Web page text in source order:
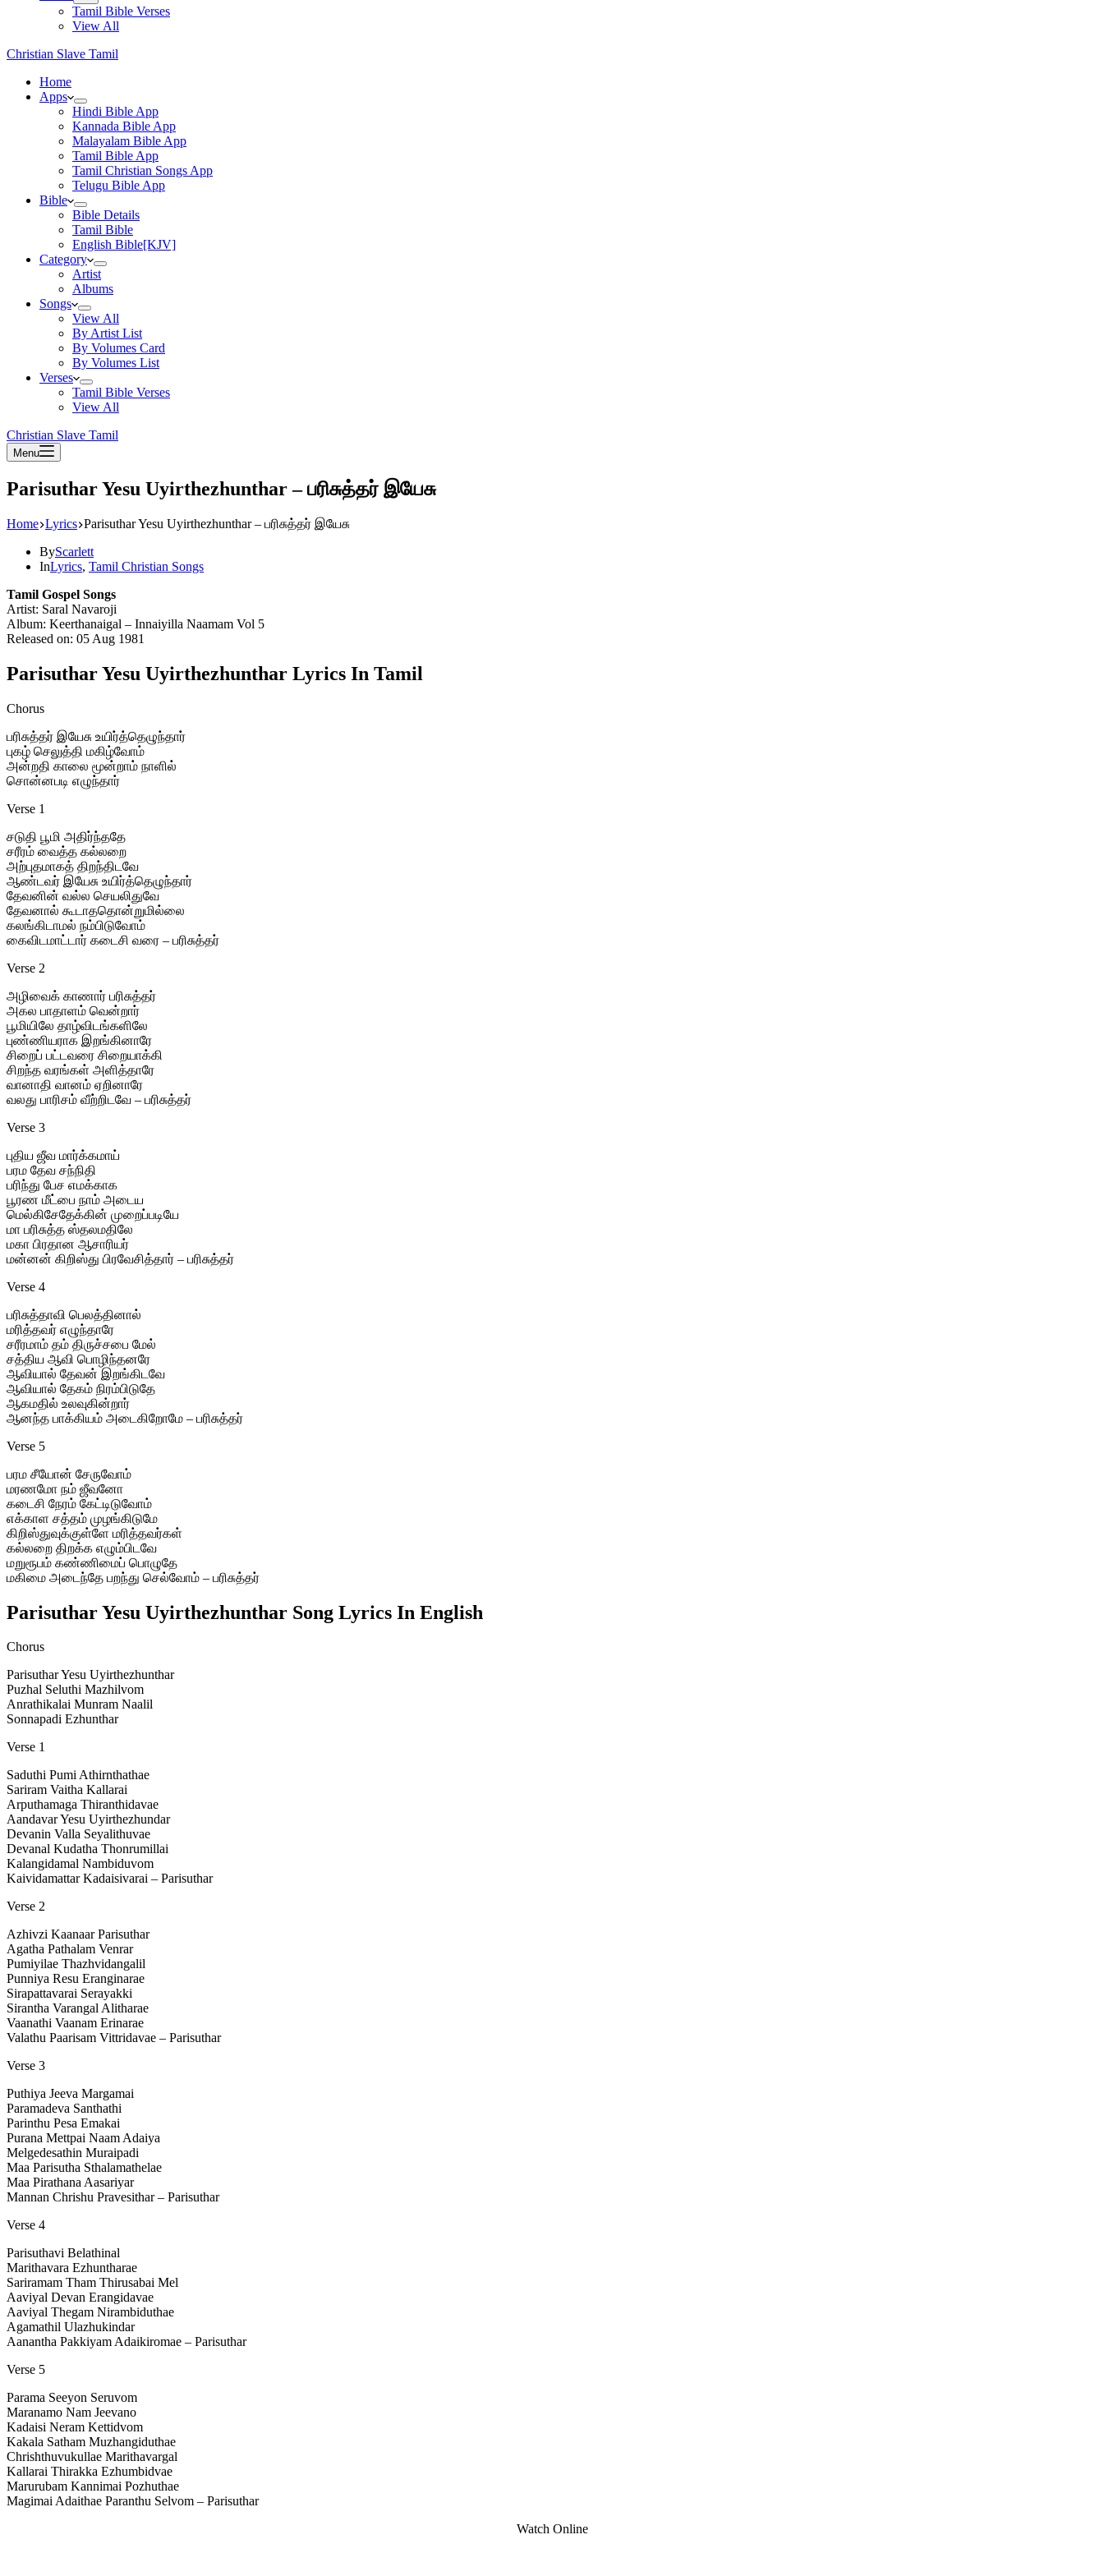
Tamil Bible Verses
View All
Christian Slave Tamil
Home
Apps
Hindi Bible App
Kannada Bible App
Malayalam Bible App
Tamil Bible App
Tamil Christian Songs App
Telugu Bible App
Bible
Bible Details
Tamil Bible
English Bible[KJV]
Category
Artist
Albums
Songs
View All
By Artist List
By Volumes Card
By Volumes List
Verses
Tamil Bible Verses
View All
Christian Slave Tamil
Menu
Parisuthar Yesu Uyirthezhunthar – பரிசுத்தர் இயேசு
Home Lyrics Parisuthar Yesu Uyirthezhunthar – பரிசுத்தர் இயேசு
ByScarlett
InLyrics, Tamil Christian Songs
Tamil Gospel Songs
Artist: Saral Navaroji
Album: Keerthanaigal – Innaiyilla Naamam Vol 5
Released on: 05 Aug 1981
Parisuthar Yesu Uyirthezhunthar Lyrics In Tamil
Chorus
பரிசுத்தர் இயேசு உயிர்த்தெழுந்தார்
புகழ் செலுத்தி மகிழ்வோம்
அன்றதி காலை மூன்றாம் நாளில்
சொன்னபடி எழுந்தார்
Verse 1
சடுதி பூமி அதிர்ந்ததே
சரீரம் வைத்த கல்லறை
அற்புதமாகத் திறந்திடவே
ஆண்டவர் இயேசு உயிர்த்தெழுந்தார்
தேவனின் வல்ல செயலிதுவே
தேவனால் கூடாததொன்றுமில்லை
கலங்கிடாமல் நம்பிடுவோம்
கைவிடமாட்டார் கடைசி வரை – பரிசுத்தர்
Verse 2
அழிவைக் காணார் பரிசுத்தர்
அகல பாதாளம் வென்றார்
பூமியிலே தாழ்விடங்களிலே
புண்ணியராக இறங்கினாரே
சிறைப் பட்டவரை சிறையாக்கி
சிறந்த வரங்கள் அளித்தாரே
வானாதி வானம் ஏறினாரே
வலது பாரிசம் வீற்றிடவே – பரிசுத்தர்
Verse 3
புதிய ஜீவ மார்க்கமாய்
பரம தேவ சந்நிதி
பரிந்து பேச எமக்காக
பூரண மீட்பை நாம் அடைய
மெல்கிசேதேக்கின் முறைப்படியே
மா பரிசுத்த ஸ்தலமதிலே
மகா பிரதான ஆசாரியர்
மன்னன் கிறிஸ்து பிரவேசித்தார் – பரிசுத்தர்
Verse 4
பரிசுத்தாவி பெலத்தினால்
மரித்தவர் எழுந்தாரே
சரீரமாம் தம் திருச்சபை மேல்
சத்திய ஆவி பொழிந்தனரே
ஆவியால் தேவன் இறங்கிடவே
ஆவியால் தேகம் நிரம்பிடுதே
ஆகமதில் உலவுகின்றார்
ஆனந்த பாக்கியம் அடைகிறோமே – பரிசுத்தர்
Verse 5
பரம சீயோன் சேருவோம்
மரணமோ நம் ஜீவனோ
கடைசி நேரம் கேட்டிடுவோம்
எக்காள சத்தம் முழங்கிடுமே
கிறிஸ்துவுக்குள்ளே மரித்தவர்கள்
கல்லறை திறக்க எழும்பிடவே
மறுரூபம் கண்ணிமைப் பொழுதே
மகிமை அடைந்தே பறந்து செல்வோம் – பரிசுத்தர்
Parisuthar Yesu Uyirthezhunthar Song Lyrics In English
Chorus
Parisuthar Yesu Uyirthezhunthar
Puzhal Seluthi Mazhilvom
Anrathikalai Munram Naalil
Sonnapadi Ezhunthar
Verse 1
Saduthi Pumi Athirnthathae
Sariram Vaitha Kallarai
Arputhamaga Thiranthidavae
Aandavar Yesu Uyirthezhundar
Devanin Valla Seyalithuvae
Devanal Kudatha Thonrumillai
Kalangidamal Nambiduvom
Kaividamattar Kadaisivarai – Parisuthar
Verse 2
Azhivzi Kaanaar Parisuthar
Agatha Pathalam Venrar
Pumiyilae Thazhvidangalil
Punniya Resu Eranginarae
Sirapattavarai Serayakki
Sirantha Varangal Alitharae
Vaanathi Vaanam Erinarae
Valathu Paarisam Vittridavae – Parisuthar
Verse 3
Puthiya Jeeva Margamai
Paramadeva Santhathi
Parinthu Pesa Emakai
Purana Mettpai Naam Adaiya
Melgedesathin Muraipadi
Maa Parisutha Sthalamathelae
Maa Pirathana Aasariyar
Mannan Chrishu Pravesithar – Parisuthar
Verse 4
Parisuthavi Belathinal
Marithavara Ezhuntharae
Sariramam Tham Thirusabai Mel
Aaviyal Devan Erangidavae
Aaviyal Thegam Nirambiduthae
Agamathil Ulazhukindar
Aanantha Pakkiyam Adaikiromae – Parisuthar
Verse 5
Parama Seeyon Seruvom
Maranamo Nam Jeevano
Kadaisi Neram Kettidvom
Kakala Satham Muzhangiduthae
Chrishthuvukullae Marithavargal
Kallarai Thirakka Ezhumbidvae
Marurubam Kannimai Pozhuthae
Magimai Adaithae Paranthu Selvom – Parisuthar
Watch Online